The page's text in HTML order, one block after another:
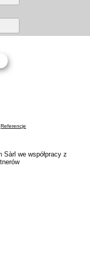
Referencje
we współpracy z